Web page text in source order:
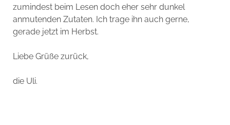
zumindest beim Lesen doch eher sehr dunkel
anmutenden Zutaten. Ich trage ihn auch gerne,
gerade jetzt im Herbst.
Liebe Grüße zurück,
die Uli.